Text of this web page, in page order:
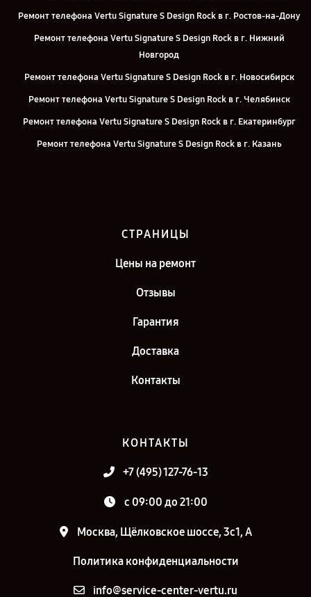
Ремонт телефона Vertu Signature S Design Rock в г. Ростов-на-Дону
Ремонт телефона Vertu Signature S Design Rock в г. Нижний
Новгород
Ремонт телефона Vertu Signature S Design Rock в г. Новосибирск
Ремонт телефона Vertu Signature S Design Rock в г. Челябинск
Ремонт телефона Vertu Signature S Design Rock в г. Екатеринбург
Ремонт телефона Vertu Signature S Design Rock в г. Казань
СТРАНИЦЫ
Цены на ремонт
Отзывы
Гарантия
Доставка
Контакты
КОНТАКТЫ
+7 (495) 127-76-13
c 09:00 до 21:00
Москва, Щёлковское шоссе, 3с1, А
Политика конфиденциальности
info@service-center-vertu.ru